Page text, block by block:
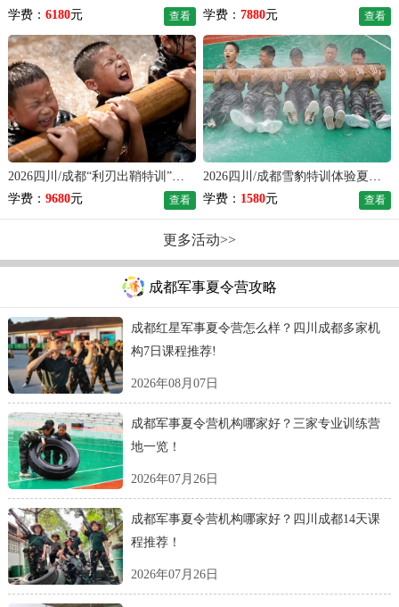
学费： 6180元 查看
学费：7880元 查看
2026四川/成都“利刃出鞘特训”夏令营（35天）
学费： 9680元 查看
2026四川/成都雪豹特训体验夏令营（7天）
学费： 1580元 查看
更多活动>>
成都军事夏令营攻略
成都红星军事夏令营怎么样？四川成都多家机
构7日课程推荐!
2026年08月07日
成都军事夏令营机构哪家好？三家专业训练营
地一览！
2026年07月26日
成都军事夏令营机构哪家好？四川成都14天课
程推荐！
2026年07月26日